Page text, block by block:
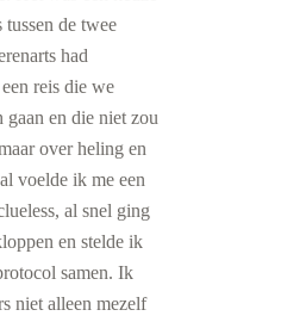
de twee
had
reis die we
gaan en die niet zou
over heling en
voelde ik me een
al snel ging
en stelde ik
samen. Ik
niet alleen mezelf